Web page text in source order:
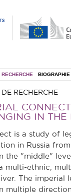
BIOGRAPHIE
DE RECHERCHE
IN THE
is a study of
in Russia
the "middle"
multi-ethnic,
The imperial
multiple